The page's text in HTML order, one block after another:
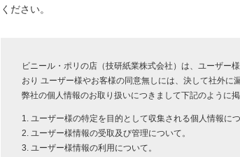
ください。
ビニール・ポリの店（技研紙業株式会社）は、ユーザー
おり ユーザー様やお客様の同意無しには、決して社外に
弊社の個人情報のお取り扱いにつきまして下記のように掲
1. ユーザー様の特定を目的として収集される個人情報につ
2. ユーザー様情報の受取及び管理について。
3. ユーザー様情報の利用について。